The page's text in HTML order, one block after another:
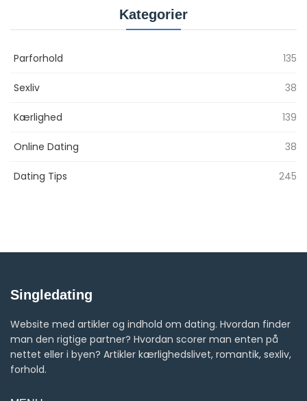
Kategorier
Parforhold 135
Sexliv 38
Kærlighed 139
Online Dating 38
Dating Tips 245
Singledating
Website med artikler og indhold om dating. Hvordan finder
man den rigtige partner? Hvordan scorer man enten på
nettet eller i byen? Artikler kærlighedslivet, romantik, sexliv,
forhold.